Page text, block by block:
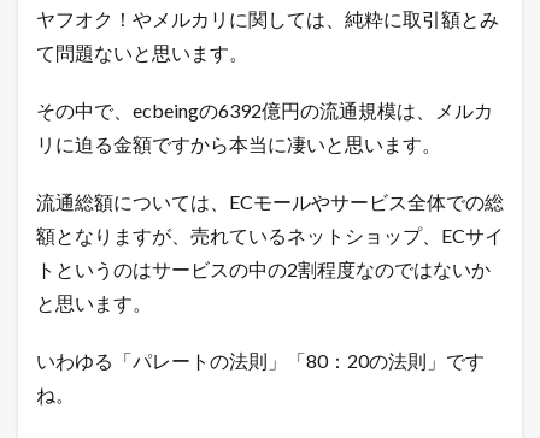
ー
シ
ョ
ン
グ
れ
筋
商
品
2.1
市
ヤフオク！やメルカリに関しては、純粋に取引額とみ
て問題ないと思います。
その中で、ecbeingの6392億円の流通規模は、メルカ
リに迫る金額ですから本当に凄いと思います。
流通総額については、ECモールやサービス全体での総
額となりますが、売れているネットショップ、ECサイ
トというのはサービスの中の2割程度なのではないか
と思います。
いわゆる「パレートの法則」「80：20の法則」です
ね。